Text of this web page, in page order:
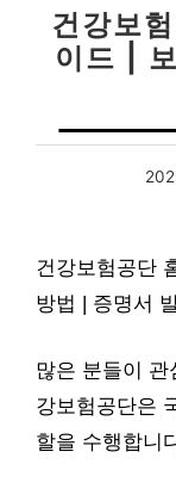
건강보
이드 |
건강보험공단
방법 | 증명서
많은 분들이 관
강보험공단은
할을 수행합니